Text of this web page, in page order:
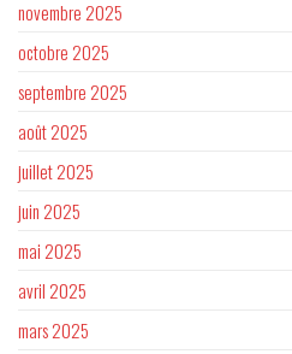
novembre 2025
octobre 2025
septembre 2025
août 2025
juillet 2025
juin 2025
mai 2025
avril 2025
mars 2025